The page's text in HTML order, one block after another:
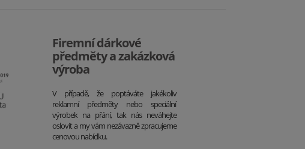
Firemní dárkové
předměty a zakázková
výroba
V případě, že poptáváte jakékoliv
reklamní předměty nebo speciální
výrobek na přání, tak nás neváhejte
oslovit a my vám nezávazně zpracujeme
cenovou nabídku.